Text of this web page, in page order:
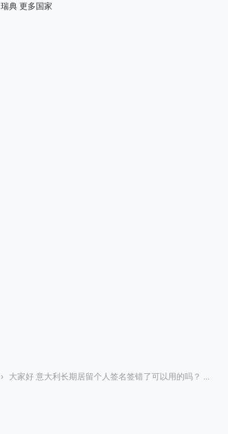
瑞典 更多国家
› 大家好 意大利长期居留个人签名签错了可以用的吗？ ...